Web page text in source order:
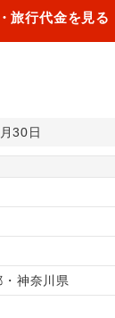
旅行代金を見る
30日
・神奈川県